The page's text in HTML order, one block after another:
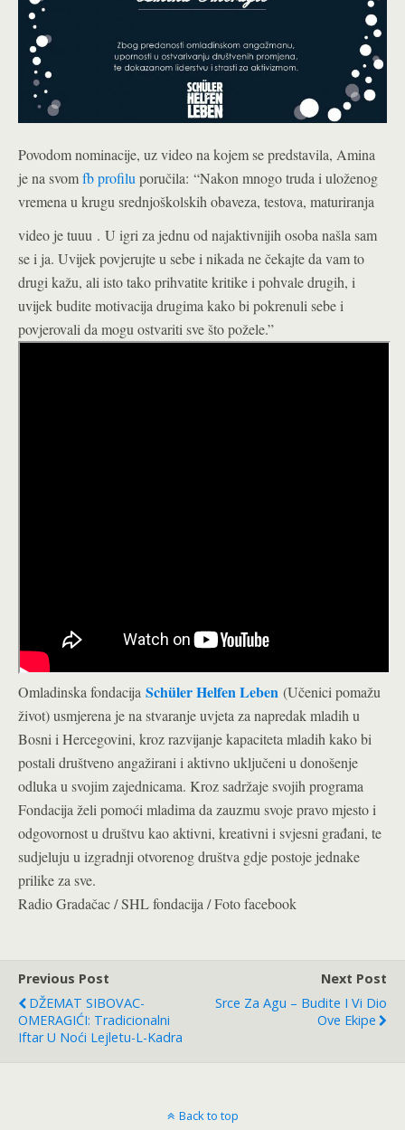
Povodom nominacije, uz video na kojem se predstavila, Amina
je na svomfb profilu poručila: “Nakon mnogo truda i uloženog
vremena u krugu srednjoškolskih obaveza, testova, maturiranja
video je tuuu . U igri za jednu od najaktivnijih osoba našla sam
se i ja. Uvijek povjerujte u sebe i nikada ne čekajte da vam to
drugi kažu, ali isto tako prihvatite kritike i pohvale drugih, i
uvijek budite motivacija drugima kako bi pokrenuli sebe i
povjerovali da mogu ostvariti sve što požele.”
Omladinska fondacija Schüler Helfen Leben (Učenici pomažu
život) usmjerena je na stvaranje uvjeta za napredak mladih u
Bosni i Hercegovini, kroz razvijanje kapaciteta mladih kako bi
postali društveno angažirani i aktivno uključeni u donošenje
odluka u svojim zajednicama. Kroz sadržaje svojih programa
Fondacija želi pomoći mladima da zauzmu svoje pravo mjesto i
odgovornost u društvu kao aktivni, kreativni i svjesni građani, te
sudjeluju u izgradnji otvorenog društva gdje postoje jednake
prilike za sve.
Radio Gradačac / SHL fondacija / Foto facebook
Previous Post
DŽEMAT SIBOVAC-
OMERAGIĆI: Tradicionalni
Iftar U Noći Lejletu-L-Kadra
Next Post
Srce Za Agu – Budite I Vi Dio
Ove Ekipe
Back to top